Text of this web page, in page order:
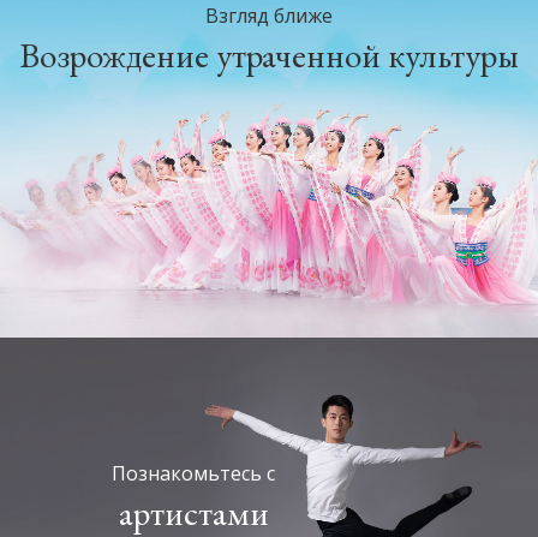
Взгляд ближе
Возрождение утраченной культуры
Познакомьтесь с
артистами